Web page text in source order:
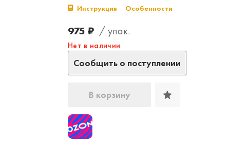
Инструкция Особенности
975 ₽ / упак.
Нет в наличии
Сообщить о поступлении
В корзину